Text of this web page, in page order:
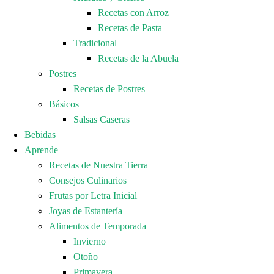
Recetas con Arroz
Recetas de Pasta
Tradicional
Recetas de la Abuela
Postres
Recetas de Postres
Básicos
Salsas Caseras
Bebidas
Aprende
Recetas de Nuestra Tierra
Consejos Culinarios
Frutas por Letra Inicial
Joyas de Estantería
Alimentos de Temporada
Invierno
Otoño